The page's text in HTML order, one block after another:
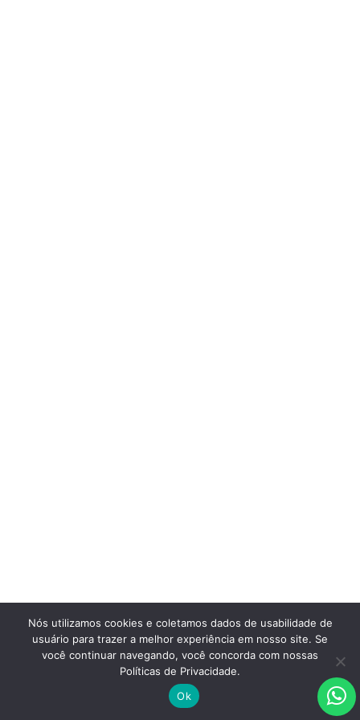
Nós utilizamos cookies e coletamos dados de usabilidade de
usuário para trazer a melhor experiência em nosso site. Se
você continuar navegando, você concorda com nossas
Políticas de Privacidade.
Ok